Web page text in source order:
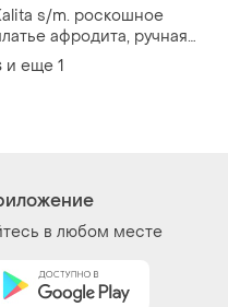
s/m. роскошное
афродита, ручная
хлопок
и еще 1
в любом месте